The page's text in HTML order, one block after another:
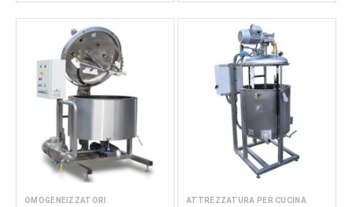
OMOGENEIZZATORI
ATTREZZATURA PER CUCINA